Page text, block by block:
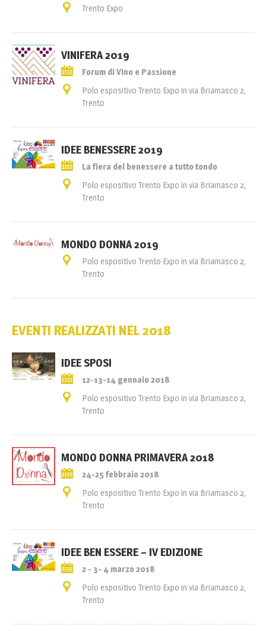
Trento Expo
VINIFERA 2019
Forum di VIno e Passione
Polo espositivo Trento Expo in via Briamasco 2,
Trento
IDEE BENESSERE 2019
La fiera del benessere a tutto tondo
Polo espositivo Trento Expo in via Briamasco 2,
Trento
MONDO DONNA 2019
Polo espositivo Trento Expo in via Briamasco 2,
Trento
EVENTI REALIZZATI NEL 2018
IDEE SPOSI
12-13-14 gennaio 2018
Polo espositivo Trento Expo in via Briamasco 2,
Trento
MONDO DONNA PRIMAVERA 2018
24-25 febbraio 2018
Polo espositivo Trento Expo in via Briamasco 2,
Trento
IDEE BEN ESSERE – IV EDIZIONE
2 - 3- 4 marzo 2018
Polo espositivo Trento Expo in via Briamasco 2,
Trento